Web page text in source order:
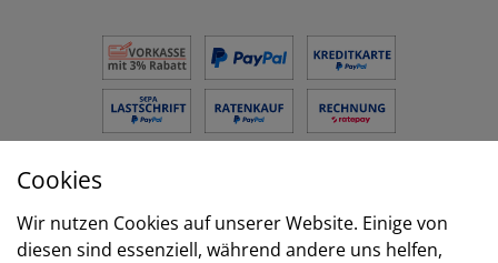
Versand
Cookies
Wir nutzen Cookies auf unserer Website. Einige von
diesen sind essenziell, während andere uns helfen,